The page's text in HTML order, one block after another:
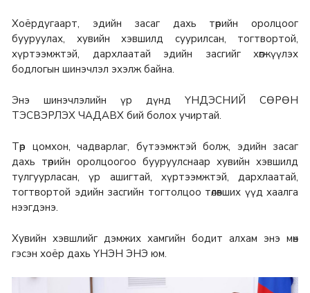
Хоёрдугаарт, эдийн засаг дахь төрийн оролцоог
бууруулах, хувийн хэвшилд суурилсан, тогтвортой,
хүртээмжтэй, дархлаатай эдийн засгийг хөгжүүлэх
бодлогын шинэчлэл эхэлж байна.
Энэ шинэчлэлийн үр дүнд ҮНДЭСНИЙ СӨРӨН
ТЭСВЭРЛЭХ ЧАДАВХ бий болох учиртай.
Төр цомхон, чадварлаг, бүтээмжтэй болж, эдийн засаг
дахь төрийн оролцоогоо бууруулснаар хувийн хэвшилд
тулгуурласан, үр ашигтай, хүртээмжтэй, дархлаатай,
тогтвортой эдийн засгийн тогтолцоо төлөвших үүд хаалга
нээгдэнэ.
Хувийн хэвшлийг дэмжих хамгийн бодит алхам энэ мөн
гэсэн хоёр дахь ҮНЭН ЭНЭ юм.